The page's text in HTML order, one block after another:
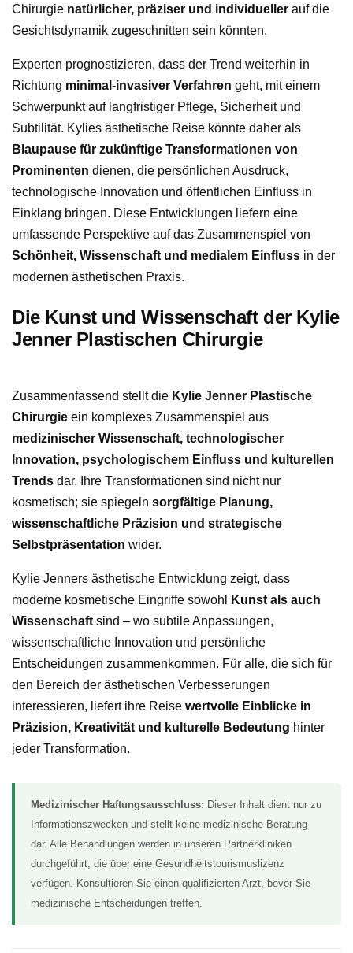
Chirurgie natürlicher, präziser und individueller auf die
Gesichtsdynamik zugeschnitten sein könnten.
Experten prognostizieren, dass der Trend weiterhin in
Richtung minimal-invasiver Verfahren geht, mit einem
Schwerpunkt auf langfristiger Pflege, Sicherheit und
Subtilität. Kylies ästhetische Reise könnte daher als
Blaupause für zukünftige Transformationen von
Prominenten dienen, die persönlichen Ausdruck,
technologische Innovation und öffentlichen Einfluss in
Einklang bringen. Diese Entwicklungen liefern eine
umfassende Perspektive auf das Zusammenspiel von
Schönheit, Wissenschaft und medialem Einfluss in der
modernen ästhetischen Praxis.
Die Kunst und Wissenschaft der Kylie
Jenner Plastischen Chirurgie
Zusammenfassend stellt die Kylie Jenner Plastische
Chirurgie ein komplexes Zusammenspiel aus
medizinischer Wissenschaft, technologischer
Innovation, psychologischem Einfluss und kulturellen
Trends dar. Ihre Transformationen sind nicht nur
kosmetisch; sie spiegeln sorgfältige Planung,
wissenschaftliche Präzision und strategische
Selbstpräsentation wider.
Kylie Jenners ästhetische Entwicklung zeigt, dass
moderne kosmetische Eingriffe sowohl
Kunst als auch
Wissenschaft sind – wo subtile Anpassungen,
wissenschaftliche Innovation und persönliche
Entscheidungen zusammenkommen. Für alle, die sich für
den Bereich der ästhetischen Verbesserungen
interessieren, liefert ihre Reise wertvolle Einblicke in
Präzision, Kreativität und kulturelle Bedeutung hinter
jeder Transformation.
Medizinischer Haftungsausschluss: Dieser Inhalt dient nur zu
Informationszwecken und stellt keine medizinische Beratung
dar. Alle Behandlungen werden in unseren Partnerkliniken
durchgeführt, die über eine Gesundheitstourismuslizenz
verfügen. Konsultieren Sie einen qualifizierten Arzt, bevor Sie
medizinische Entscheidungen treffen.